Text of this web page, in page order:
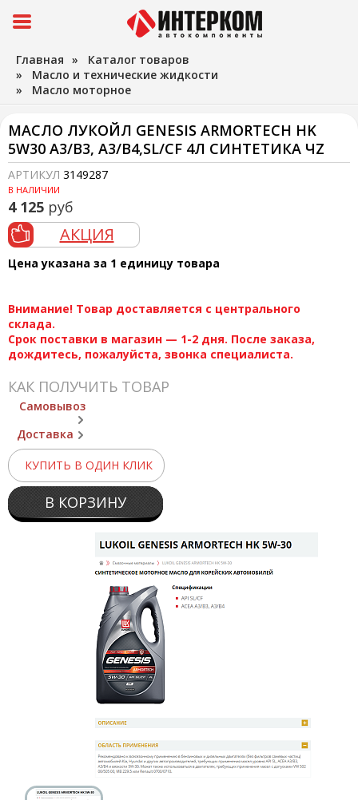
Главная » Каталог товаров
» Масло и технические жидкости
» Масло моторное
МАСЛО ЛУКОЙЛ GENESIS ARMORTECH HK
5W30 A3/B3, A3/B4,SL/CF 4Л СИНТЕТИКА ЧZ
АРТИКУЛ 3149287
В НАЛИЧИИ
4 125 руб
АКЦИЯ
Цена указана за 1 единицу товара
Внимание! Товар доставляется с центрального
склада.
Срок поставки в магазин — 1-2 дня. После заказа,
дождитесь, пожалуйста, звонка специалиста.
КАК ПОЛУЧИТЬ ТОВАР
Самовывоз
Доставка
КУПИТЬ В ОДИН КЛИК
В КОРЗИНУ